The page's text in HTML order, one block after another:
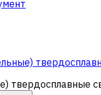
твердосплавные